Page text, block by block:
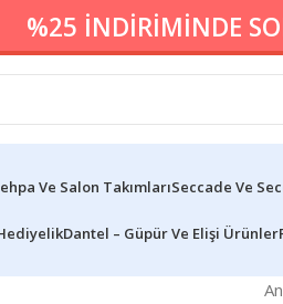
%25 İNDİRİMİNDE
Ve Salon TakımlarıSeccade Ve
Dantel – Güpür Ve Elişi Ürünler